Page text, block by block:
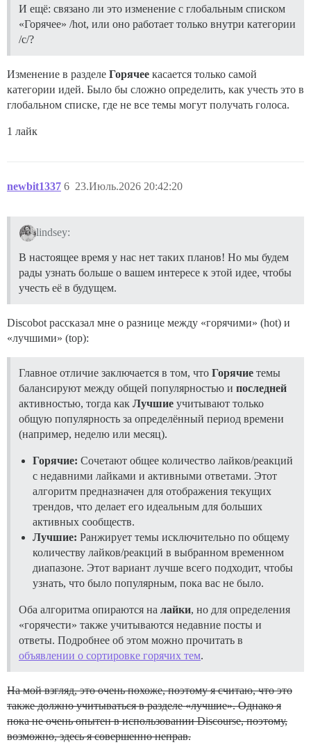
И ещё: связано ли это изменение с глобальным списком
«Горячее» /hot, или оно работает только внутри категории
/c/?
Изменение в разделе Горячее касается только самой
категории идей. Было бы сложно определить, как учесть это в
глобальном списке, где не все темы могут получать голоса.
1 лайк
newbit1337 23.Июль.2026 20:42:20
6
lindsey:
В настоящее время у нас нет таких планов! Но мы будем
рады узнать больше о вашем интересе к этой идее, чтобы
учесть её в будущем.
Discobot рассказал мне о разнице между «горячими» (hot) и
«лучшими» (top):
Главное отличие заключается в том, что Горячие темы
балансируют между общей популярностью и последней
активностью, тогда как Лучшие учитывают только
общую популярность за определённый период времени
(например, неделю или месяц).
Горячие: Сочетают общее количество лайков/реакций
с недавними лайками и активными ответами. Этот
алгоритм предназначен для отображения текущих
трендов, что делает его идеальным для больших
активных сообществ.
Лучшие: Ранжирует темы исключительно по общему
количеству лайков/реакций в выбранном временном
диапазоне. Этот вариант лучше всего подходит, чтобы
узнать, что было популярным, пока вас не было.
Оба алгоритма опираются на лайки, но для определения
«горячести» также учитываются недавние посты и
ответы. Подробнее об этом можно прочитать в
объявлении о сортировке горячих тем.
На мой взгляд, это очень похоже, поэтому я считаю, что это
также должно учитываться в разделе «лучшие». Однако я
пока не очень опытен в использовании Discourse, поэтому,
возможно, здесь я совершенно неправ.